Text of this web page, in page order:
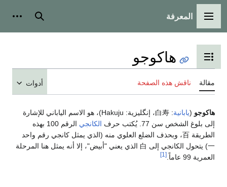
القائمة الرئيسية
المعرفة بحث
تبديل عرض جدول المحتويات
هاكوجو
مقالة ناقش هذه الصفحة أدوات
هاكوجو (يابانية:
白寿، إنگليزية: Hakuju)، هو الاسم الياباني للإشارة
إلى بلوغ الشخص سن 77. يُكتب حرف
الكانجي
الرقم 100 بهذه
الطريقة 百، وبحذف الضلع العلوي منه (الذي يمثل كانجي رقم واحد
一) يتحول الكانجي إلى 白 الذي يعني "أبيض"، إلا أنه يمثل هنا المرحلة
العمرية 99 عاماً.
[1]